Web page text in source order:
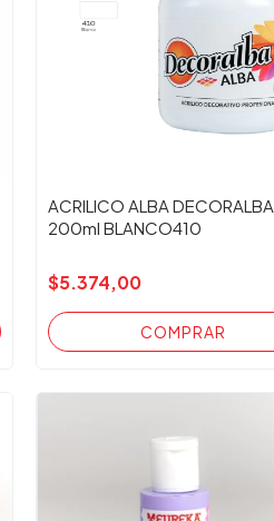
ACRILICO ALBA DECORALBA
200ml BLANCO410
$5.374,00